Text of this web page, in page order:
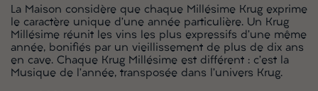
La Maison considère que chaque Millésime Krug exprime
le caractère unique d’une année particulière. Un Krug
Millésime réunit les vins les plus expressifs d’une même
année, bonifiés par un vieillissement de plus de dix ans
en cave. Chaque Krug Millésime est différent : c’est la
Musique de l’année, transposée dans l’univers Krug.